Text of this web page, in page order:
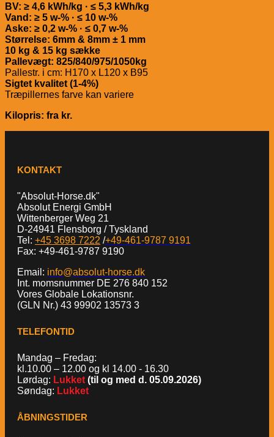
BV: ≥ 4,6 kWh/kg · ≤ 5,3 kWh/kg
Vand: ≥ 5 w-% · ≤ 10 w-%
Aske: ≥ 0,2 w-% · ≤ 0,7 w-%
Størrelse: 6mm & 8mm ± 1 mm
10 kg & 15 kg sække
Pallevægt: 825/840/975/1050kg
Pallestr. i cm: H170 x L120 x B95
Sigtet kvalitet (1-4%)
Træpillernes farve kan variere
Kilopris: fra kr.
KONTAKT
"Absolut-Horse.dk"
Absolut Energi GmbH
Wittenberger Weg 21
D-24941 Flensborg / Tyskland
Tel: +45 3698 7222 /+49-461-9787 9191
Fax: +49-461-9787 9190
Email: info@absolut-horse.dk
Int. momsnummer DE 276 840 152
Vores Globale Lokationsnr.
(GLN Nr.) 43 99902 13573 3
TELEFONTID
Mandag – Fredag:
kl.10.00 – 12.00 og kl 14.00 - 16.30
Lørdag: Lukket (til og med d. 05.09.2026)
Søndag: Lukket
ÅBNINGSTIDER